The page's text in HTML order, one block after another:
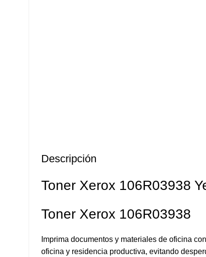
Descripción
Toner Xerox 106R03938
Toner Xerox 106R03938
Imprima documentos y materiales de oficina
oficina y residencia productiva, evitando